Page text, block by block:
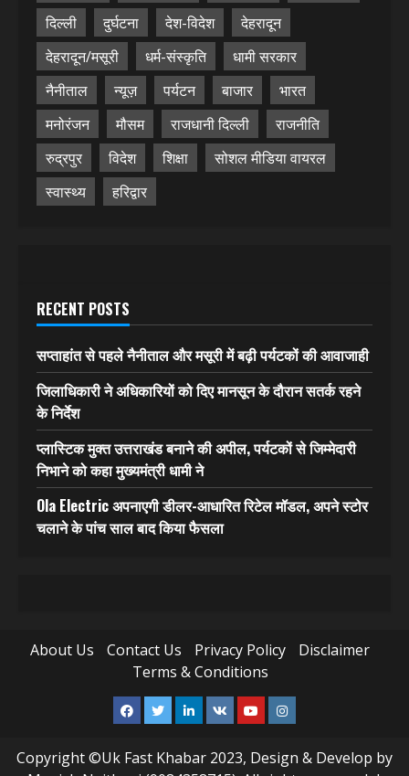
दिल्ली
दुर्घटना देश-विदेश
देहरादून
देहरादून/मसूरी
धर्म-संस्कृति
धामी सरकार
नैनीताल
न्यूज़ पर्यटन बाजार
भारत
मनोरंजन
मौसम राजधानी दिल्ली
राजनीति
रुद्रपुर
विदेश शिक्षा
सोशल मीडिया वायरल
स्वास्थ्य
हरिद्वार
RECENT POSTS
सप्ताहांत से पहले नैनीताल और मसूरी में बढ़ी पर्यटकों की आवाजाही
जिलाधिकारी ने अधिकारियों को दिए मानसून के दौरान सतर्क रहने
के निर्देश
प्लास्टिक मुक्त उत्तराखंड बनाने की अपील, पर्यटकों से जिम्मेदारी
निभाने को कहा मुख्यमंत्री धामी ने
Ola Electric अपनाएगी डीलर-आधारित रिटेल मॉडल, अपने स्टोर
चलाने के पांच साल बाद किया फैसला
About Us Contact Us Privacy Policy
Disclaimer
Terms & Conditions
Facebook
TwitterLinkedin
VK YoutubeInstagram
Copyright ©Uk Fast Khabar 2023, Design & Develop by